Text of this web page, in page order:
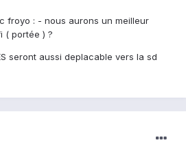
froyo : - nous aurons un meilleur
( portée ) ?
seront aussi deplacable vers la sd